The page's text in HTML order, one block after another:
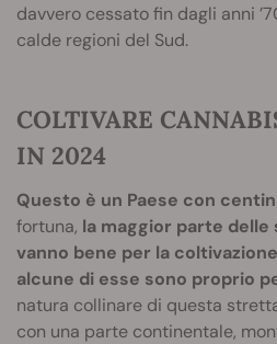
davvero cessato fin dagli anni
calde regioni del Sud.
COLTIVARE
IN 2024
Questo è un Paese con
fortuna, la maggior parte
vanno bene per la
alcune di esse sono proprio
natura collinare di questa
con una parte continentale,